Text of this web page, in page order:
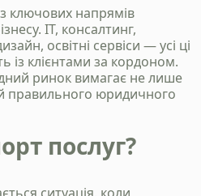
ключових напрямів
ІТ, консалтинг,
освітні сервіси — усі ці
клієнтами за кордоном.
ринок вимагає не лише
й правильного юридичного
послуг?